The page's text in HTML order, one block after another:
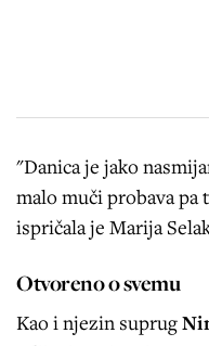
"Danica je jako
malo muči probava
ispričala je Marija
Otvoreno o svemu
Kao i njezin suprug